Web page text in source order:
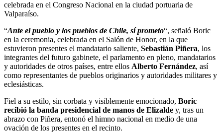
celebrada en el Congreso Nacional en la ciudad portuaria de
Valparaíso.
“Ante el pueblo y los pueblos de Chile, sí prometo“, señaló Boric
en la ceremonia, celebrada en el Salón de Honor, en la que
estuvieron presentes el mandatario saliente, Sebastián Piñera, los
integrantes del futuro gabinete, el parlamento en pleno, mandatarios
y autoridades de otros países, entre ellos Alberto Fernández, así
como representantes de pueblos originarios y autoridades militares y
eclesiásticas.
Fiel a su estilo, sin corbata y visiblemente emocionado, Boric
recibió la banda presidencial de manos de Elizalde y, tras un
abrazo con Piñera, entonó el himno nacional en medio de una
ovación de los presentes en el recinto.